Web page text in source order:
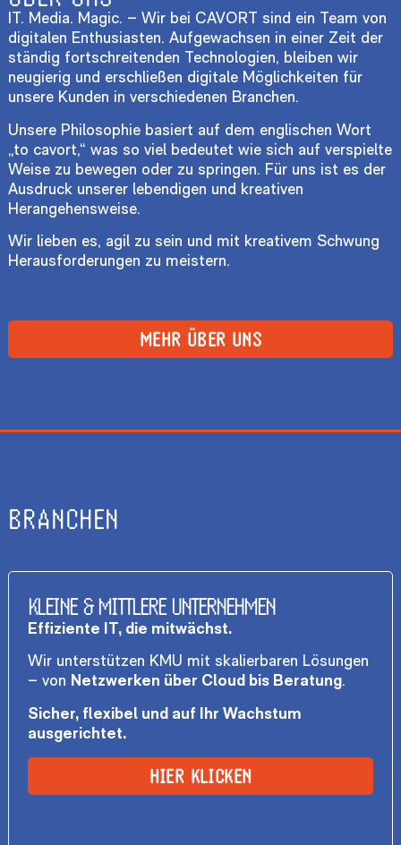
IT. Media. Magic. – Wir bei CAVORT sind ein Team von
digitalen Enthusiasten. Aufgewachsen in einer Zeit der
ständig fortschreitenden Technologien, bleiben wir
neugierig und erschließen digitale Möglichkeiten für
unsere Kunden in verschiedenen Branchen.
Unsere Philosophie basiert auf dem englischen Wort
„to cavort,“ was so viel bedeutet wie sich auf verspielte
Weise zu bewegen oder zu springen. Für uns ist es der
Ausdruck unserer lebendigen und kreativen
Herangehensweise.
Wir lieben es, agil zu sein und mit kreativem Schwung
Herausforderungen zu meistern.
MEHR ÜBER UNS
BRANCHEN
KLEINE & MITTLERE UNTERNEHMEN
Effiziente IT, die mitwächst.
Wir unterstützen KMU mit skalierbaren Lösungen
– von Netzwerken über Cloud bis Beratung.
Sicher, flexibel und auf Ihr Wachstum
ausgerichtet.
HIER KLICKEN